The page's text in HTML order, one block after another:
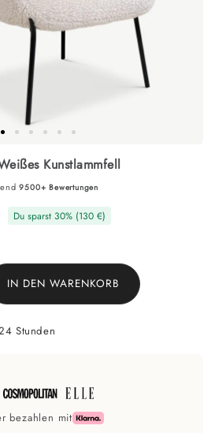
Kunstlammfell
9500+ Bewertungen
Du sparst 30% (130 €)
IN DEN WARENKORB
Stunden
bezahlen mit